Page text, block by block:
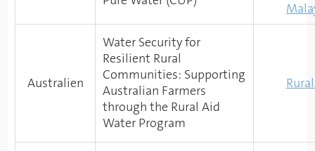
Australien
Water Security for
Resilient Rural
Communities: Supporting
Australian Farmers
through the Rural Aid
Water Program